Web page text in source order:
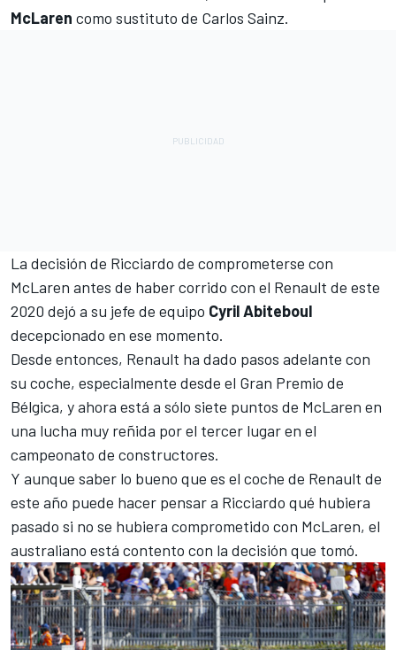
McLaren como sustituto de Carlos Sainz.
La decisión de Ricciardo de comprometerse con
McLaren antes de haber corrido con el Renault de este
2020 dejó a su jefe de equipo Cyril Abiteboul
decepcionado en ese momento.
Desde entonces, Renault ha dado pasos adelante con
su coche, especialmente desde el Gran Premio de
Bélgica, y ahora está a sólo siete puntos de McLaren en
una lucha muy reñida por el tercer lugar en el
campeonato de constructores.
Y aunque saber lo bueno que es el coche de Renault de
este año puede hacer pensar a Ricciardo qué hubiera
pasado si no se hubiera comprometido con McLaren, el
australiano está contento con la decisión que tomó.